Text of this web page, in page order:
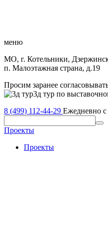
меню
МО, г. Котельники,
п. Малоэтажная страна, д.19
Просим заранее
3д тур по
8 (499) 112-44-29 Ежедневно с
Проекты
Проекты